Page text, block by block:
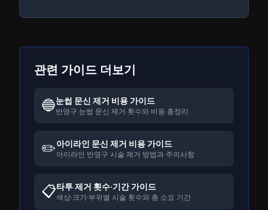
관련 가이드 더보기
🔵눈썹 문신 제거 비용 가이드
반영구 눈썹 문신 제거 횟수와 비용 총정리
✏️아이라인 문신 제거 비용 가이드
아이라인 반영구 시술 제거 방법과 주의사항
📋타투 제거 횟수·기간 가이드
색상·크기·부위별 시술 횟수와 총 소요 기간